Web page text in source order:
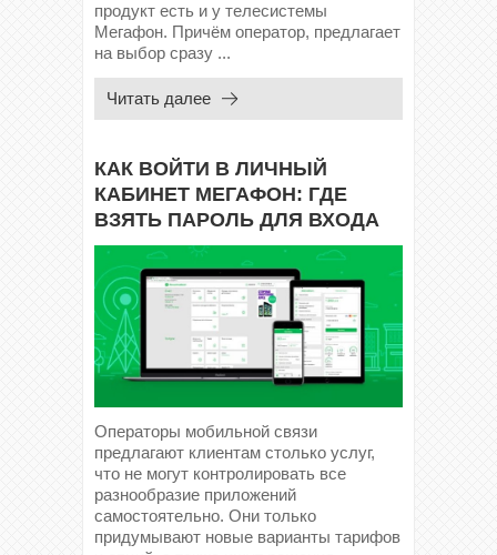
продукт есть и у телесистемы
Мегафон. Причём оператор, предлагает
на выбор сразу ...
Читать далее
КАК ВОЙТИ В ЛИЧНЫЙ
КАБИНЕТ МЕГАФОН: ГДЕ
ВЗЯТЬ ПАРОЛЬ ДЛЯ ВХОДА
Операторы мобильной связи
предлагают клиентам столько услуг,
что не могут контролировать все
разнообразие приложений
самостоятельно. Они только
придумывают новые варианты тарифов